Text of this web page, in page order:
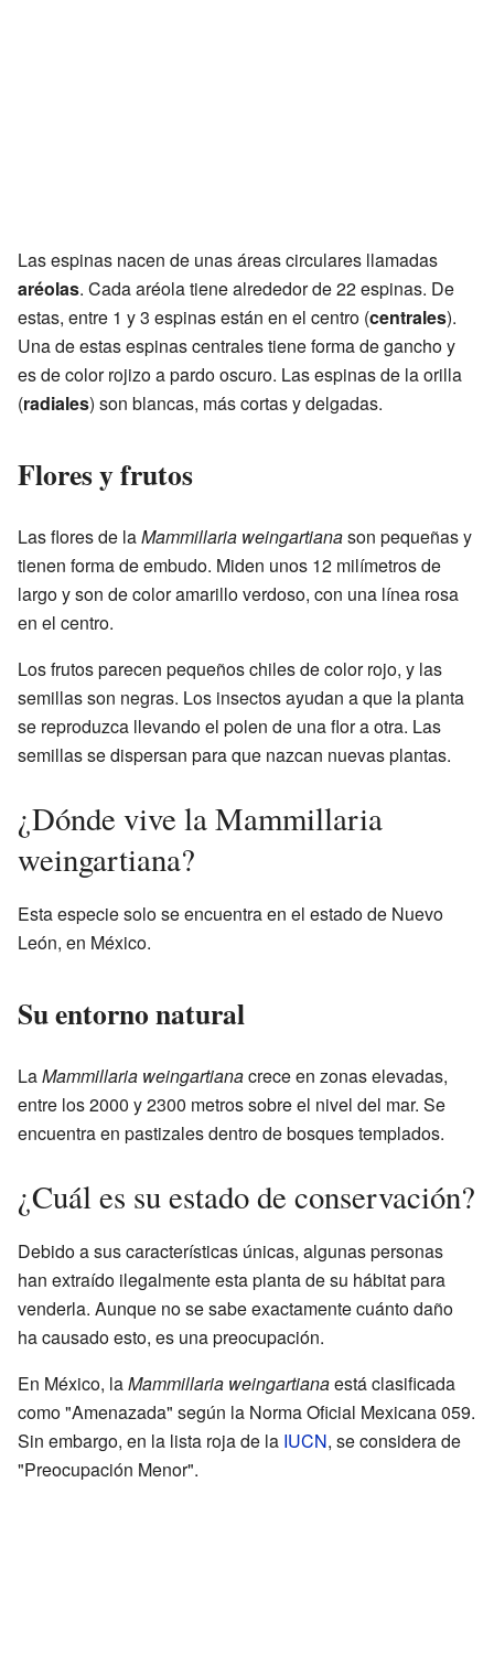
Las espinas nacen de unas áreas circulares llamadas
aréolas. Cada aréola tiene alrededor de 22 espinas. De
estas, entre 1 y 3 espinas están en el centro (centrales).
Una de estas espinas centrales tiene forma de gancho y
es de color rojizo a pardo oscuro. Las espinas de la orilla
(radiales) son blancas, más cortas y delgadas.
Flores y frutos
Las flores de laMammillaria weingartianason pequeñas y
tienen forma de embudo. Miden unos 12 milímetros de
largo y son de color amarillo verdoso, con una línea rosa
en el centro.
Los frutos parecen pequeños chiles de color rojo, y las
semillas son negras. Los insectos ayudan a que la planta
se reproduzca llevando el polen de una flor a otra. Las
semillas se dispersan para que nazcan nuevas plantas.
¿Dónde vive la Mammillaria
weingartiana?
Esta especie solo se encuentra en el estado de Nuevo
León, en México.
Su entorno natural
LaMammillaria weingartianacrece en zonas elevadas,
entre los 2000 y 2300 metros sobre el nivel del mar. Se
encuentra en pastizales dentro de bosques templados.
¿Cuál es su estado de conservación?
Debido a sus características únicas, algunas personas
han extraído ilegalmente esta planta de su hábitat para
venderla. Aunque no se sabe exactamente cuánto daño
ha causado esto, es una preocupación.
En México, laMammillaria weingartianaestá clasificada
como "Amenazada" según la Norma Oficial Mexicana 059.
Sin embargo, en la lista roja de la IUCN, se considera de
"Preocupación Menor".